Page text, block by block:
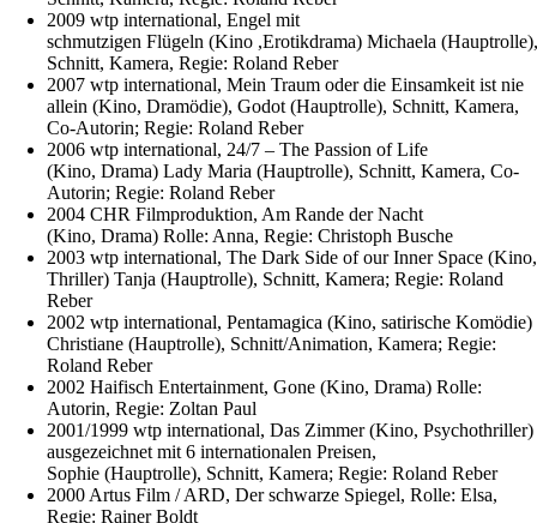
2009 wtp international, Engel mit
schmutzigen Flügeln (Kino ,Erotikdrama) Michaela
Schnitt, Kamera, Regie: Roland Reber
2007 wtp international, Mein Traum oder die Einsamkeit ist nie
allein (Kino, Dramödie), Godot (Hauptrolle), Schnitt, Kamera,
Co-Autorin; Regie: Roland Reber
2006 wtp international, 24/7 – The Passion of Life
(Kino, Drama) Lady Maria (Hauptrolle), Schnitt, Kamera, Co-
Autorin; Regie: Roland Reber
2004 CHR Filmproduktion, Am Rande der Nacht
(Kino, Drama) Rolle: Anna, Regie: Christoph Busche
2003 wtp international, The Dark Side of our Inner Space (Kino,
Thriller) Tanja (Hauptrolle), Schnitt, Kamera; Regie: Roland
Reber
2002 wtp international, Pentamagica (Kino, satirische Komödie)
Christiane (Hauptrolle), Schnitt/Animation, Kamera; Regie:
Roland Reber
2002 Haifisch Entertainment, Gone (Kino, Drama) Rolle:
Autorin, Regie: Zoltan Paul
2001/1999 wtp international, Das Zimmer (Kino, Psychothriller)
ausgezeichnet mit 6 internationalen Preisen,
Sophie (Hauptrolle), Schnitt, Kamera; Regie: Roland Reber
2000 Artus Film / ARD, Der schwarze Spiegel, Rolle: Elsa,
Regie: Rainer Boldt